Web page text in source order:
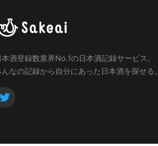
本酒登録数業界No.1の日本酒記録サービス。
んなの記録から自分にあった日本酒を探せる。